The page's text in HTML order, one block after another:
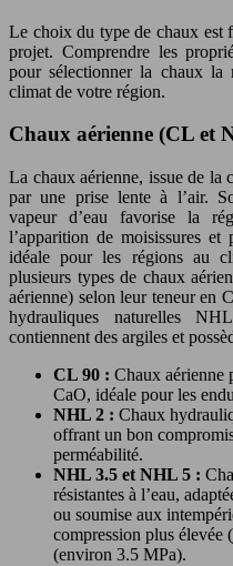
Le choix du type de chaux est
projet. Comprendre les
pour sélectionner la chaux la
climat de votre région.
Chaux aérienne (CL et
La chaux aérienne, issue de la
par une prise lente à l’air.
vapeur d’eau favorise la
l’apparition de moisissures
idéale pour les régions au
plusieurs types de chaux
aérienne) selon leur teneur en
hydrauliques naturelles
contiennent des argiles et
CL 90 : Chaux aérienne
CaO, idéale pour les
NHL 2 : Chaux
offrant un bon
perméabilité.
NHL 3.5 et NHL 5 :
résistantes à l’eau,
ou soumise aux
compression plus
(environ 3.5 MPa).